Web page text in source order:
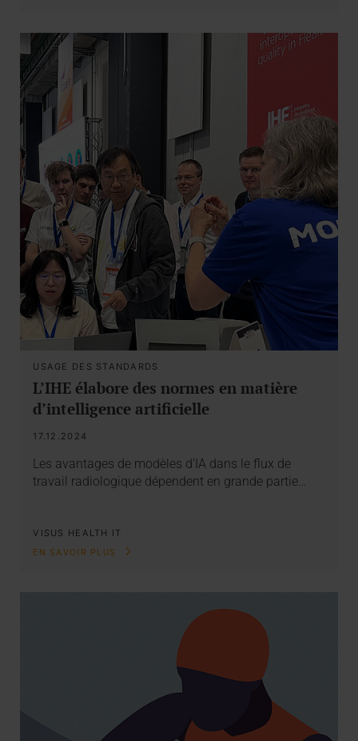
USAGE DES STANDARDS
L’IHE élabore des normes en matière
d’intelligence artificielle
17.12.2024
Les avantages de modèles d’IA dans le flux de
travail radiologique dépendent en grande partie…
VISUS HEALTH IT
EN SAVOIR PLUS